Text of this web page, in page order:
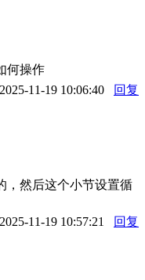
何操作
2025-11-19 10:06:40
回复
，然后这个小节设置循
2025-11-19 10:57:21
回复